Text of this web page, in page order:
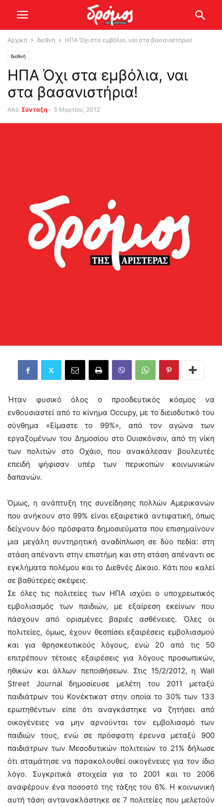
Αρχική διεθνή ΗΠΑ Όχι στα εμβόλια, ναι στα βασανιστήρια!
διεθνή
ΗΠΑ Όχι στα εμβόλια, ναι
στα βασανιστήρια!
Από Σύνταξη - 5 Μαρτίου, 2012
Ήταν φυσικό όλος ο προοδευτικός κόσμος να
ενθουσιαστεί από το κίνημα Occupy, με το διεισδυτικό του
σύνθημα «Είμαστε το 99%», από τον αγώνα των
εργαζομένων του Δημοσίου στο Ουισκόνσιν, από τη νίκη
των πολιτών στο Οχάιο, που ανακάλεσαν βουλευτές
επειδή ψήφισαν υπέρ των περικοπών κοινωνικών
δαπανών.
Όμως, η ανάπτυξη της συνείδησης πολλών Αμερικανών
που ανήκουν στο 99% είναι εξαιρετικά αντιφατική, όπως
δείχνουν δύο πρόσφατα δημοσιεύματα που επισημαίνουν
μια μεγάλη συντηρητική αναδίπλωση σε δύο πεδία: στη
στάση απέναντι στην επιστήμη και στη στάση απέναντι σε
εγκλήματα πολέμου και το Διεθνές Δίκαιο. Κάτι που καλεί
σε βαθύτερες σκέψεις.
Σε όλες τις πολιτείες των ΗΠΑ ισχύει ο υποχρεωτικός
εμβολιασμός των παιδιών, με εξαίρεση εκείνων που
πάσχουν από ορισμένες βαριές ασθένειες. Όλες οι
πολιτείες, όμως, έχουν θεσπίσει εξαιρέσεις εμβολιασμού
και για θρησκευτικούς λόγους, ενώ 20 από τις 50
επιτρέπουν τέτοιες εξαιρέσεις για λόγους προσωπικών,
ηθικών και άλλων πεποιθήσεων. Στις 15/2/2012, η Wall
Street Journal δημοσίευσε μελέτη του 2011 μεταξύ
παιδιάτρων του Κονέκτικατ στην οποία το 30% των 133
ερωτηθέντων είπε ότι αναγκάστηκε να ζητήσει από
οικογένειες να μην αρνούνται τον εμβολιασμό των
παιδιών τους, ενώ σε πρόσφατη έρευνα μεταξύ 900
παιδιάτρων των Μεσοδυτικών πολιτειών το 21% δήλωσε
ότι σταμάτησε να παρακολουθεί οικογένειες για τον ίδιο
λόγο. Συγκριτικά στοιχεία για το 2001 και το 2006
αναφέρουν ένα ποσοστό της τάξης του 6%. Η κοινωνική
αυτή τάση αντανακλάστηκε σε 7 πολιτείες που μελετούν